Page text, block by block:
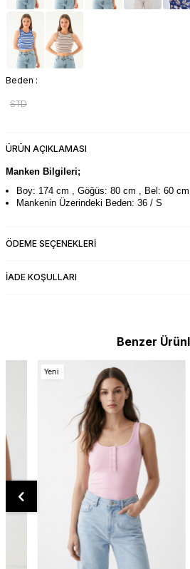
Beden :
STD
ÜRÜN AÇIKLAMASI
Manken Bilgileri;
Boy: 174 cm , Göğüs: 80 cm , Bel: 60
Mankenin Üzerindeki Beden: 36 / S
ÖDEME SEÇENEKLERI
İADE KOŞULLARI
Benzer